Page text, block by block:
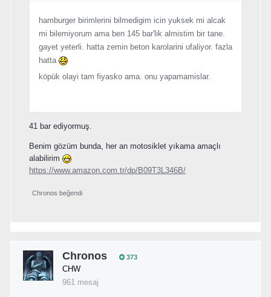
hamburger birimlerini bilmedigim icin yuksek mi alcak
mi bilemiyorum ama ben 145 bar'lik almistim bir tane.
gayet yeterli. hatta zemin beton karolarini ufaliyor. fazla
hatta
köpük olayi tam fiyasko ama. onu yapamamislar.
41 bar ediyormuş.
Benim gözüm bunda, her an motosiklet yıkama amaçlı
alabilirim
https://www.amazon.com.tr/dp/B09T3L346B/
Chronos beğendi
Chronos 373
CHW
961 mesaj